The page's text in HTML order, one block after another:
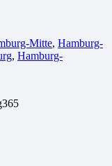
Mitte, Hamburg-
, Hamburg-